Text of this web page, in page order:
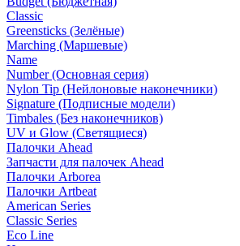
Classic
Greensticks (Зелёные)
Marching (Маршевые)
Name
Number (Основная серия)
Nylon Tip (Нейлоновые наконечники)
Signature (Подписные модели)
Timbales (Без наконечников)
UV и Glow (Светящиеся)
Палочки Ahead
Запчасти для палочек Ahead
Палочки Arborea
Палочки Artbeat
American Series
Classic Series
Eco Line